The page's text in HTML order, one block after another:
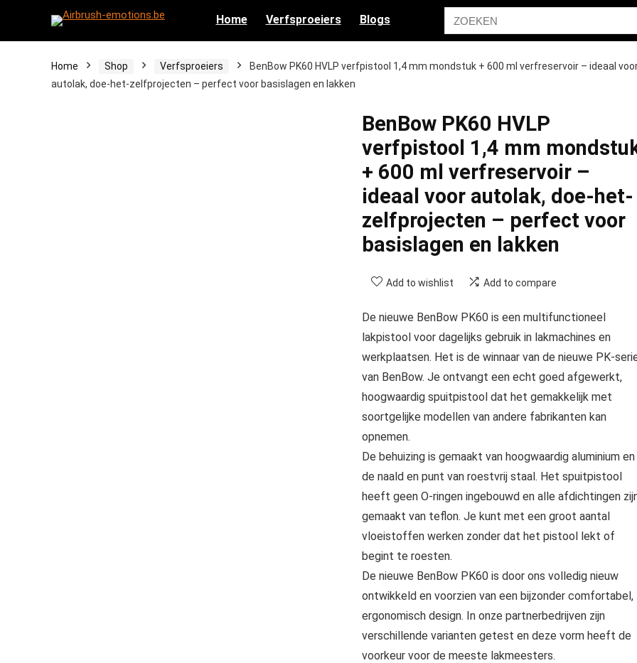
Home Verfsproeiers Blogs
Home Shop Verfsproeiers
BenBow PK60 HVLP verfpistool 1,4 mm mondstuk + 600 ml verfreservoir – ideaal
autolak, doe-het-zelfprojecten – perfect voor basislagen en lakken
BenBow PK60 HVLP
verfpistool 1,4 mm
+ 600 ml verfreservoir –
ideaal voor autolak, doe-het-
zelfprojecten – perfect voor
basislagen en lakken
Add to wishlist Add to compare
De nieuwe BenBow PK60 is een multifunctioneel
lakpistool voor dagelijks gebruik in lakmachines en
werkplaatsen. Het is de winnaar van de nieuwe PK-
van BenBow. Je ontvangt een echt goed afgewerkt,
hoogwaardig spuitpistool dat het gemakkelijk met
soortgelijke modellen van andere fabrikanten kan
opnemen.
De behuizing is gemaakt van hoogwaardig aluminium en
de naald en punt van roestvrij staal. Het spuitpistool
heeft geen O-ringen ingebouwd en alle afdichtingen
gemaakt van teflon. Je kunt met een groot aantal
vloeistoffen werken zonder dat het pistool lekt of
begint te roesten.
De nieuwe BenBow PK60 is door ons volledig nieuw
ontwikkeld en voorzien van een bijzonder comfortabel,
ergonomisch design. In onze partnerbedrijven zijn
verschillende varianten getest en deze vorm heeft de
voorkeur voor de meeste lakmeesters.